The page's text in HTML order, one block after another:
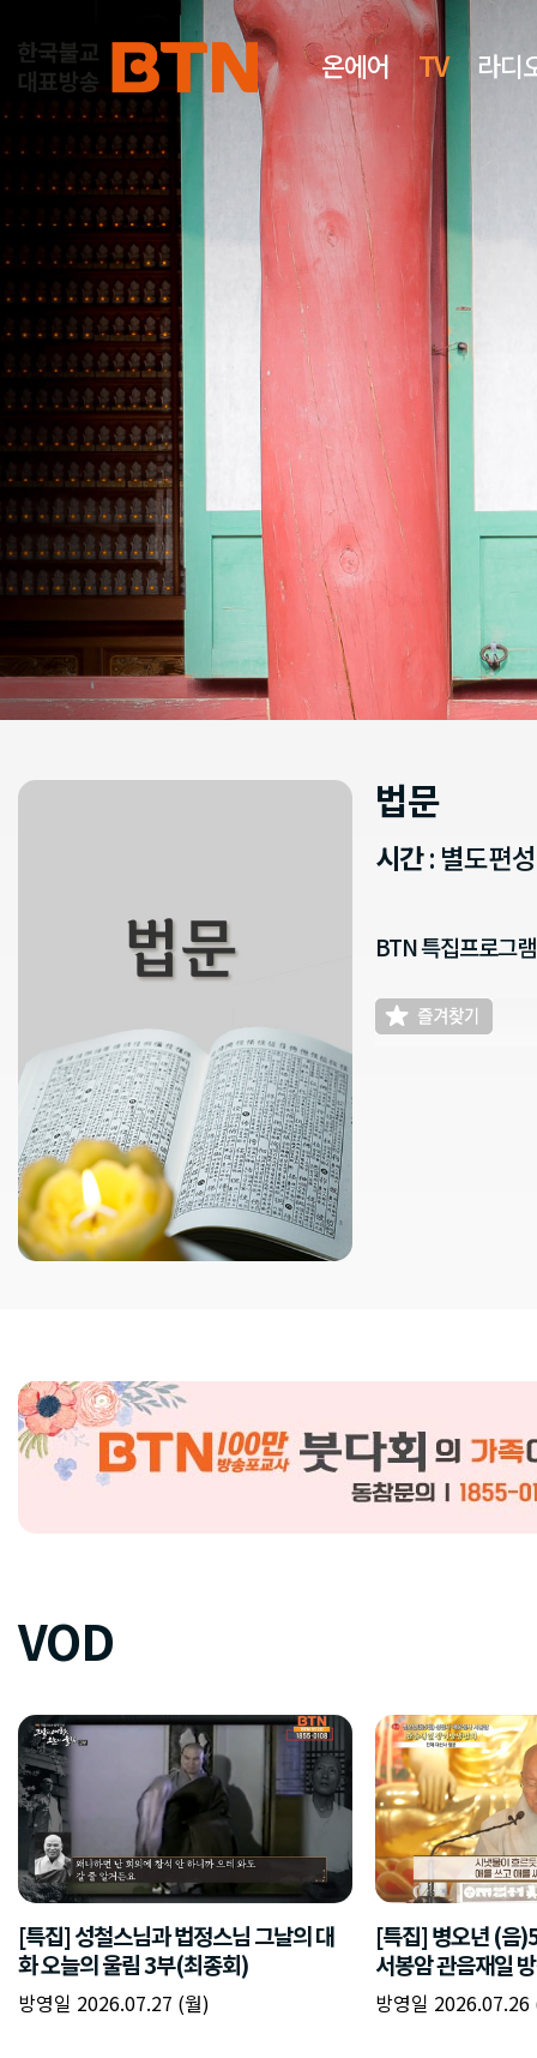
온에어 TV 라디
법문
시간: 별도편
BTN 특집프로그램
VOD
[특집] 성철스님과 법정스님 그날의 대
화 오늘의 울림 3부(최종회)
방영일 2026.07.27 (월)
[특집] 병오년 (음
서봉암 관음재일
방영일 2026.07.26